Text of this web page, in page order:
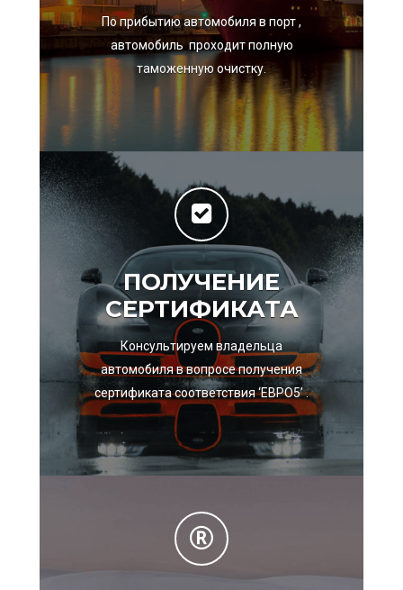
По прибытию автомобиля в порт ,
автомобиль проходит полную
таможенную очистку.
ПОЛУЧЕНИЕ
СЕРТИФИКАТА
Консультируем владельца
автомобиля в вопросе получения
сертификата соответствия ‘ЕВРО5’ .